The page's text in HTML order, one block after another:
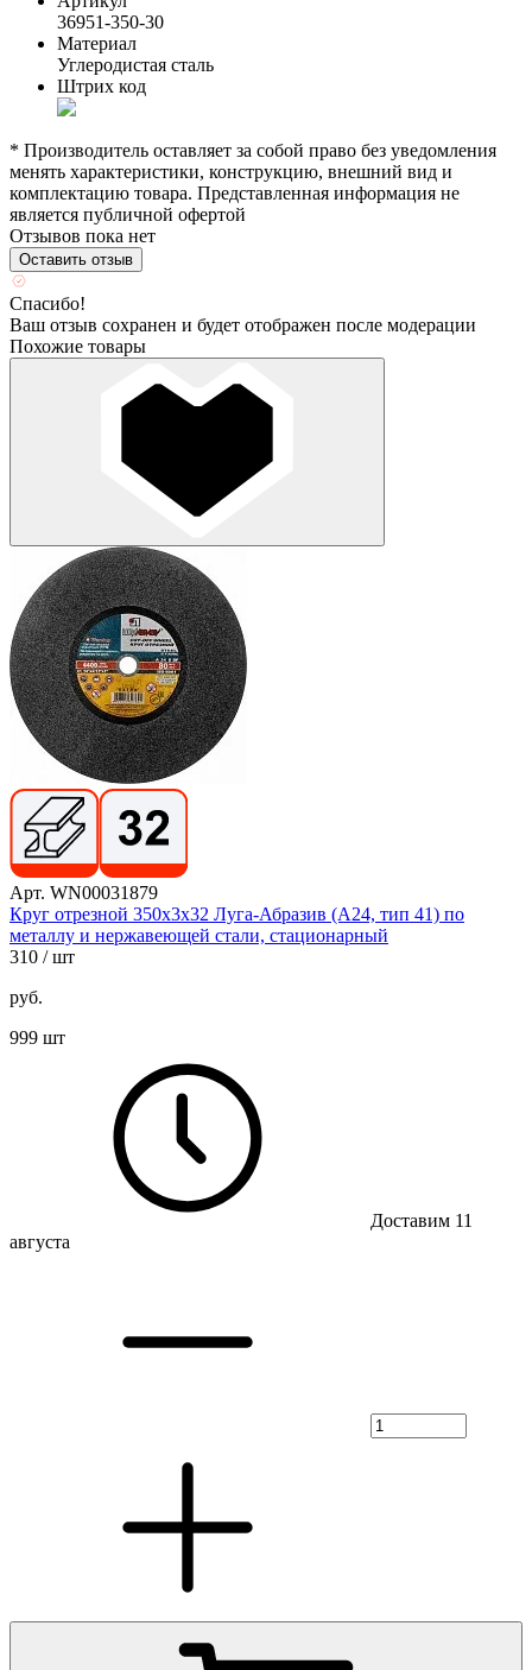
36951-350-30
Материал
Углеродистая сталь
Штрих код
* Производитель оставляет за собой право без уведомления
менять характеристики, конструкцию, внешний вид и
комплектацию товара. Представленная информация не
является публичной офертой
Отзывов пока нет
Оставить отзыв
Спасибо!
Ваш отзыв сохранен и будет отображен после модерации
Похожие товары
Арт. WN00031879
Круг отрезной 350х3х32 Луга-Абразив (А24, тип 41) по
металлу и нержавеющей стали, стационарный
310 / шт
руб.
999 шт
Доставим 11
августа